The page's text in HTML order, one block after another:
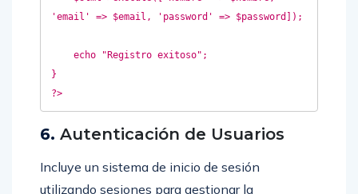
'email' => $email, 'password' => $password]);
    echo "Registro exitoso";
}
6. Autenticación de Usuarios
Incluye un sistema de inicio de sesión
utilizando sesiones para gestionar la